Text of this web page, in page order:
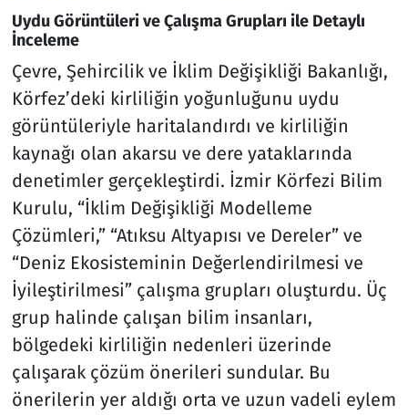
Uydu Görüntüleri ve Çalışma Grupları ile Detaylı
İnceleme
Çevre, Şehircilik ve İklim Değişikliği Bakanlığı,
Körfez’deki kirliliğin yoğunluğunu uydu
görüntüleriyle haritalandırdı ve kirliliğin
kaynağı olan akarsu ve dere yataklarında
denetimler gerçekleştirdi. İzmir Körfezi Bilim
Kurulu, “İklim Değişikliği Modelleme
Çözümleri,” “Atıksu Altyapısı ve Dereler” ve
“Deniz Ekosisteminin Değerlendirilmesi ve
İyileştirilmesi” çalışma grupları oluşturdu. Üç
grup halinde çalışan bilim insanları,
bölgedeki kirliliğin nedenleri üzerinde
çalışarak çözüm önerileri sundular. Bu
önerilerin yer aldığı orta ve uzun vadeli eylem